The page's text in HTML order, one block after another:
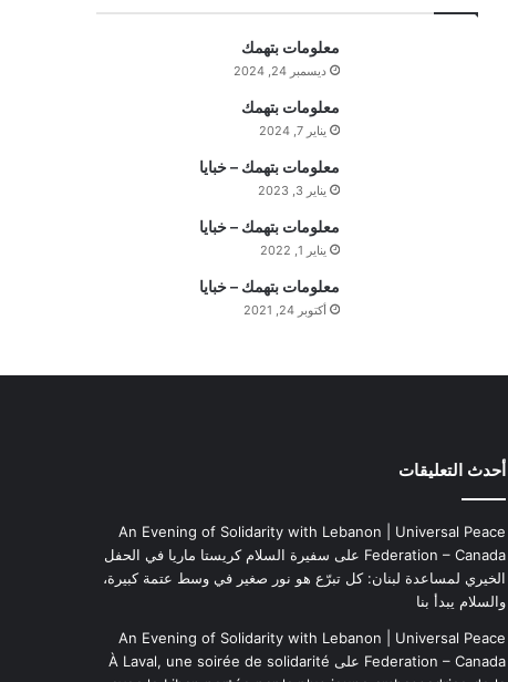
ا
معلومات بتهمك
ديسمبر 24, 2024
معلومات بتهمك
يناير 7, 2024
معلومات بتهمك – خبايا
يناير 3, 2023
معلومات بتهمك – خبايا
يناير 1, 2022
معلومات بتهمك – خبايا
أكتوبر 24, 2021
أحدث التعليقات
An Evening of Solidarity with Lebanon | Universal Peace
Federation – Canada على سفيرة السلام كريستا ماريا في الحفل
الخيري لمساعدة لبنان: كل تبرّع هو نور صغير في وسط عتمة كبيرة،
والسلام يبدأ بنا
An Evening of Solidarity with Lebanon | Universal Peace
Federation – Canada على À Laval, une soirée de solidarité